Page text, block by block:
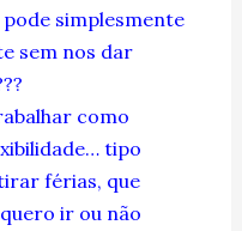
pode simplesmente
sem nos dar
como
tipo
férias, que
ir ou não